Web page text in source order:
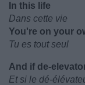
In this life
Dans cette vie
You're on your
Tu es tout seul
And if de-
Et si le dé-